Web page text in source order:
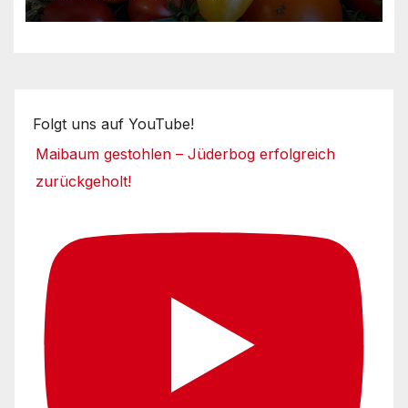
Folgt uns auf YouTube!
Maibaum gestohlen – Jüderbog erfolgreich
zurückgeholt!